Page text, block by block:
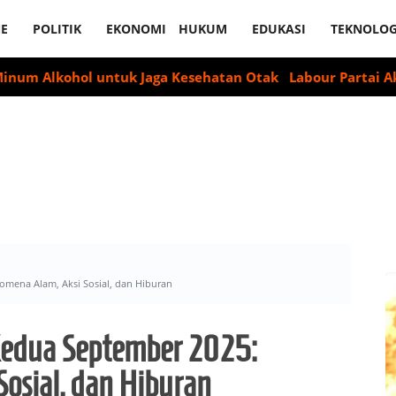
POLITIK EKONOMI HUKUM EDUKASI
untuk Jaga Kesehatan Otak Labour Partai Akan
Alam, Aksi Sosial, dan Hiburan
September 2025:
dan Hiburan